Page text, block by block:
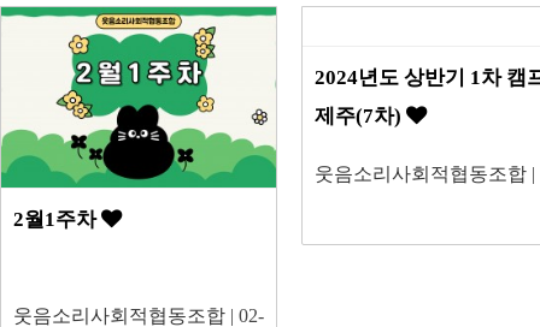
2월1주차
웃음소리사회적협동조합 | 02-
2024년도 상반기 1차 캠
제주(7차)
웃음소리사회적협동조합